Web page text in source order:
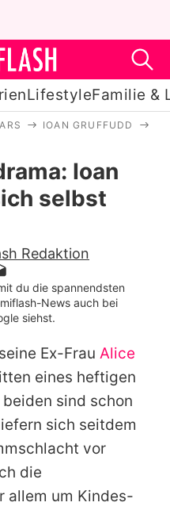
LifestyleFamilie &
Liebe
Promiflash
IOAN GRUFFUDD
Ioan
selbst
Redaktion
du die spannendsten
News auch bei
siehst.
Ex-Frau Alice
eines heftigen
sind schon
sich seitdem
vor
die
allem um Kindes-